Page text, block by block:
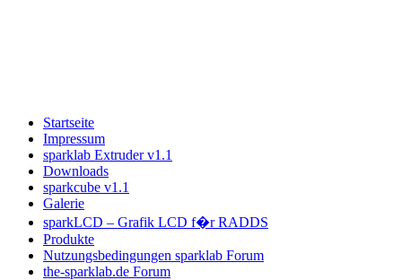
Startseite
Impressum
sparklab Extruder v1.1
Downloads
sparkcube v1.1
Galerie
sparkLCD – Grafik LCD f�r RADDS
Produkte
Nutzungsbedingungen sparklab Forum
the-sparklab.de Forum